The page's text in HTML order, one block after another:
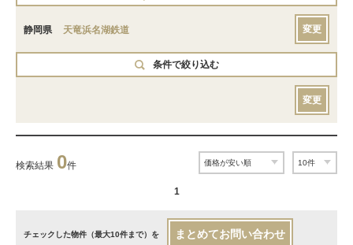
静岡県 天竜浜名湖鉄道 変更
条件で絞り込む
変更
検索結果 0件
1
チェックした物件（最大10件まで）を まとめてお問い合わせ